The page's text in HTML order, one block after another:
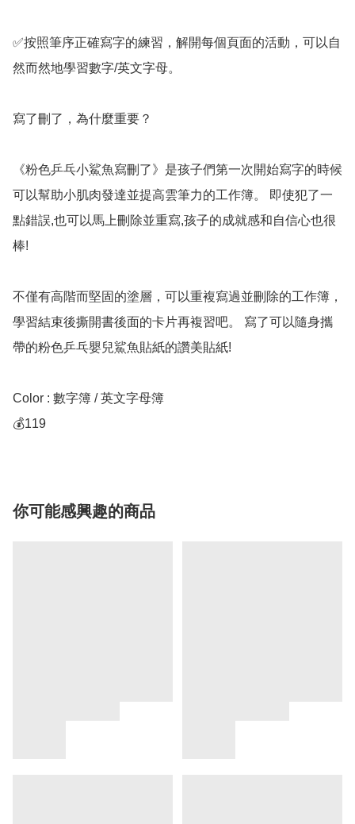
✅按照筆序正確寫字的練習，解開每個頁面的活動，可以自
然而然地學習數字/英文字母。
寫了刪了，為什麼重要？
《粉色乒乓小鯊魚寫刪了》是孩子們第一次開始寫字的時候
可以幫助小肌肉發達並提高雲筆力的工作簿。 即使犯了一
點錯誤,也可以馬上刪除並重寫,孩子的成就感和自信心也很
棒!
不僅有高階而堅固的塗層，可以重複寫過並刪除的工作簿，
學習結束後撕開書後面的卡片再複習吧。 寫了可以隨身攜
帶的粉色乒乓嬰兒鯊魚貼紙的讚美貼紙!
Color : 數字簿 / 英文字母簿
💰119
你可能感興趣的商品